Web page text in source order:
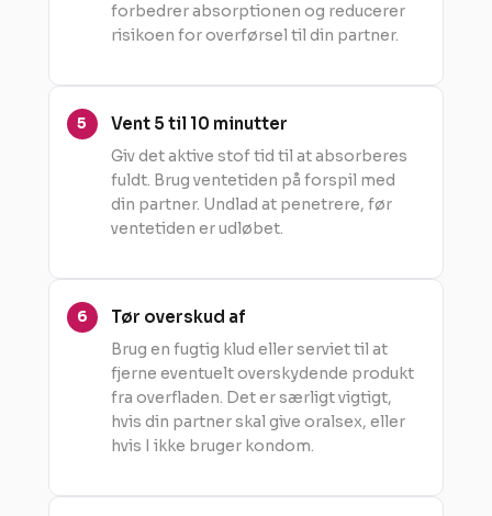
forbedrer absorptionen og reducerer
risikoen for overførsel til din partner.
Vent 5 til 10 minutter
Giv det aktive stof tid til at absorberes
fuldt. Brug ventetiden på forspil med
din partner. Undlad at penetrere, før
ventetiden er udløbet.
Tør overskud af
Brug en fugtig klud eller serviet til at
fjerne eventuelt overskydende produkt
fra overfladen. Det er særligt vigtigt,
hvis din partner skal give oralsex, eller
hvis I ikke bruger kondom.